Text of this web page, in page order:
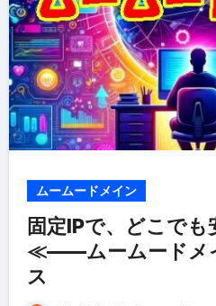
ムームードメイン
固定IPで、どこで
≪——ムームードメ
ス